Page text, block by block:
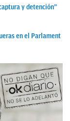
y detención”
en el Parlament